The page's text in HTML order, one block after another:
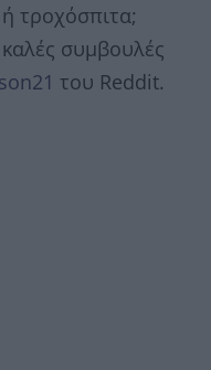
τροχόσπιτα;
συμβουλές
του Reddit.